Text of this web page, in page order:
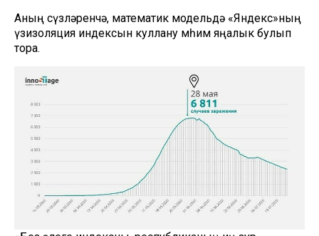
Аның сүзләренчә, математик модельдә «Яндекс»ның
үзизоляция индексын куллану мөһим яңалык булып
тора.